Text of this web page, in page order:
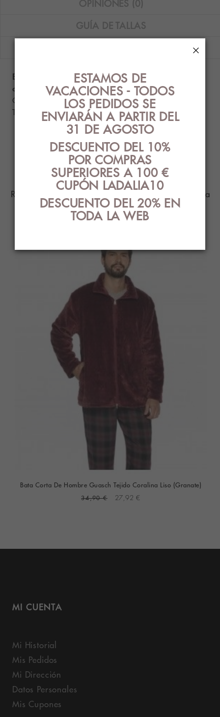
OPINIONES (0)
GUÍA DE TALLAS
Bata corta Massana de tejido polar a rayas en
color gris.
Composición: 100% poliéster.
Tallas disponibles: M, L y XL.
PRODUCTOS
RELACIONADOS
Ropa Interior con el mejor diseño y estilo para
ti
Bata Corta De Hombre Guasch Tejido Coralina Liso (Granate)
34,90 € 27,92 €
MI CUENTA
Mi Historial
Mis Pedidos
Mi Dirección
Datos Personales
Mis Cupones
ESTAMOS DE
VACACIONES - TODOS
LOS PEDIDOS SE
ENVIARÁN A PARTIR DEL
31 DE AGOSTO
DESCUENTO DEL 10%
POR COMPRAS
SUPERIORES A 100 €
CUPÓN LADALIA10
DESCUENTO DEL 20% EN
TODA LA WEB
×